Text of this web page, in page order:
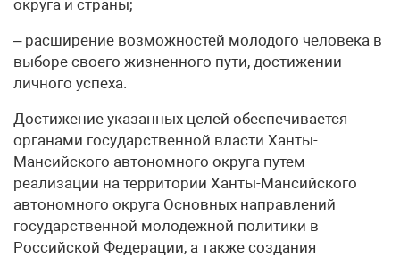
округа и страны;
– расширение возможностей молодого человека в
выборе своего жизненного пути, достижении
личного успеха.
Достижение указанных целей обеспечивается
органами государственной власти Ханты-
Мансийского автономного округа путем
реализации на территории Ханты-Мансийского
автономного округа Основных направлений
государственной молодежной политики в
Российской Федерации, а также создания